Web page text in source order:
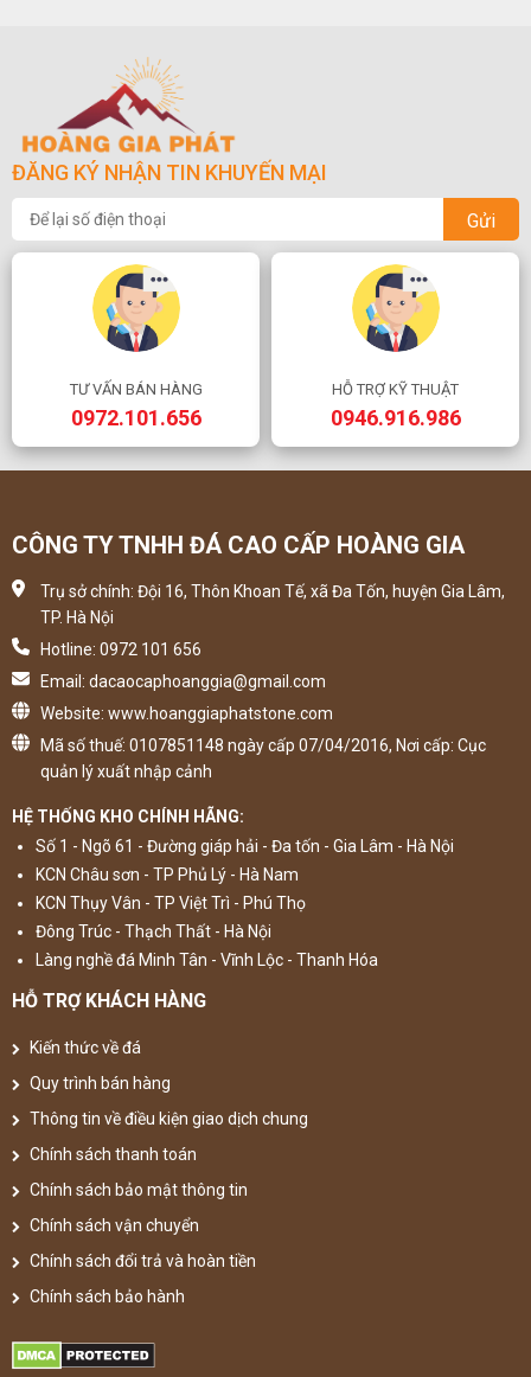
ĐĂNG KÝ NHẬN TIN KHUYẾN MẠI
Gửi
TƯ VẤN BÁN HÀNG
0972.101.656
HỖ TRỢ KỸ THUẬT
0946.916.986
CÔNG TY TNHH ĐÁ CAO CẤP HOÀNG GIA
Trụ sở chính: Đội 16, Thôn Khoan Tế, xã Đa Tốn, huyện Gia Lâm,
TP. Hà Nội
Hotline: 0972 101 656
Email: dacaocaphoanggia@gmail.com
Website: www.hoanggiaphatstone.com
Mã số thuế: 0107851148 ngày cấp 07/04/2016, Nơi cấp: Cục
quản lý xuất nhập cảnh
HỆ THỐNG KHO CHÍNH HÃNG:
Số 1 - Ngõ 61 - Đường giáp hải - Đa tốn - Gia Lâm - Hà Nội
KCN Châu sơn - TP Phủ Lý - Hà Nam
KCN Thụy Vân - TP Việt Trì - Phú Thọ
Đông Trúc - Thạch Thất - Hà Nội
Làng nghề đá Minh Tân - Vĩnh Lộc - Thanh Hóa
HỖ TRỢ KHÁCH HÀNG
Kiến thức về đá
Quy trình bán hàng
Thông tin về điều kiện giao dịch chung
Chính sách thanh toán
Chính sách bảo mật thông tin
Chính sách vận chuyển
Chính sách đổi trả và hoàn tiền
Chính sách bảo hành